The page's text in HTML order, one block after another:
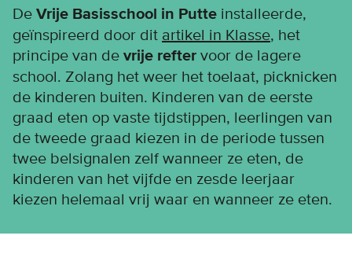
De Vrije Basisschool in Putte installeerde,
geïnspireerd door dit artikel in Klasse, het
principe van de vrije refter voor de lagere
school. Zolang het weer het toelaat, picknicken
de kinderen buiten. Kinderen van de eerste
graad eten op vaste tijdstippen, leerlingen van
de tweede graad kiezen in de periode tussen
twee belsignalen zelf wanneer ze eten, de
kinderen van het vijfde en zesde leerjaar
kiezen helemaal vrij waar en wanneer ze eten.